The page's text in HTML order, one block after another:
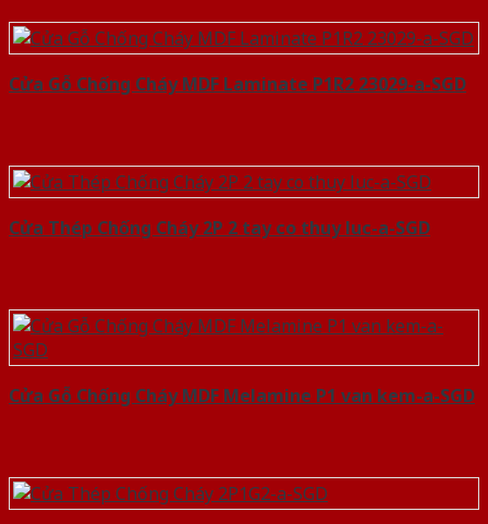
Cửa Gỗ Chống Cháy MDF Laminate P1R2 23029-a-SGD
Cửa Thép Chống Cháy 2P 2 tay co thuy luc-a-SGD
Cửa Gỗ Chống Cháy MDF Melamine P1 van kem-a-SGD